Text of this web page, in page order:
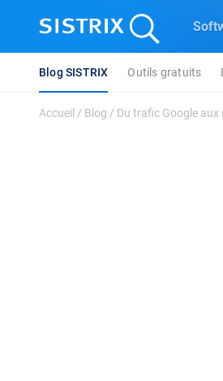
Blog SISTRIX Outils gratuits
Accueil / Blog / Du trafic Google aux